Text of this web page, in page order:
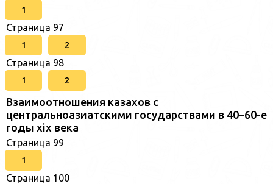
1
Страница 97
1 2
Страница 98
1 2
Взаимоотношения казахов с
центральноазиатскими государствами в 40–60-е
годы xix века
Страница 99
1
Страница 100